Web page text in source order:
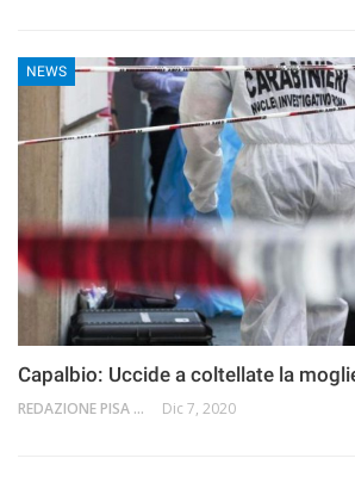
NEWS
Capalbio: Uccide a coltellate la
REDAZIONE PISA 2.0 Dic 7, 2020